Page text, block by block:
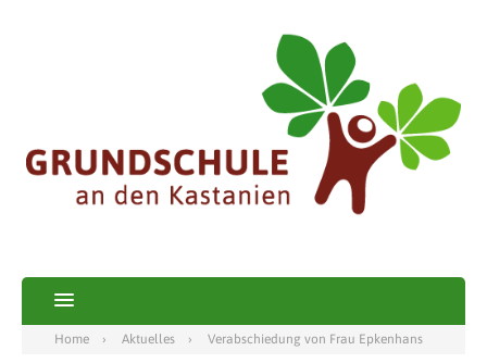
Home Aktuelles Verabschiedung von Frau Epkenhans